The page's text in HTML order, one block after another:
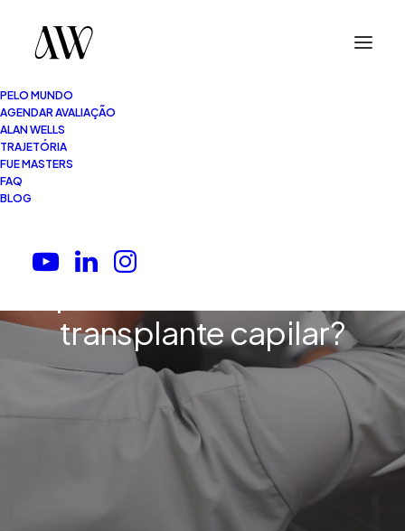
PELO MUNDO
AGENDAR AVALIAÇÃO
ALAN WELLS
TRAJETÓRIA
FUE MASTERS
FAQ
BLOG
O que perguntar na
transplante capilar?